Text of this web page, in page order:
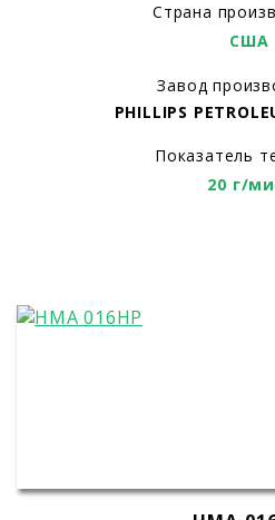
Страна
США
Завод
PHILLIPS
Показатель
20 г/